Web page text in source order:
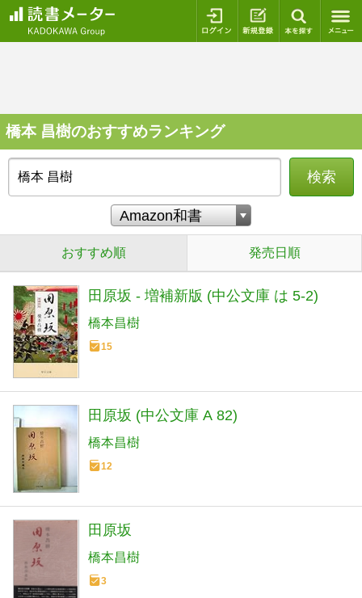
ログイン 新規登録
橋本 昌樹のおすすめランキング
検索
おすすめ順 発売日順
田原坂 - 増補新版 (中公文庫 は 5-2)
橋本昌樹
15
田原坂 (中公文庫 A 82)
橋本昌樹
12
田原坂
橋本昌樹
3